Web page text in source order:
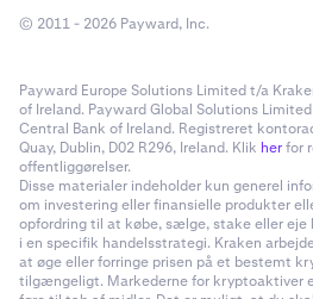
© 2011 - 2026 Payward, Inc.
Payward Europe Solutions Limited t/a
of Ireland. Payward Global Solutions
Central Bank of Ireland. Registreret
Quay, Dublin, D02 R296, Ireland. Klik herfor
offentliggørelser.
Disse materialer indeholder kun generel
om investering eller finansielle produkter
opfordring til at købe, sælge, stake eller
i en specifik handelsstrategi. Kraken
at øge eller forringe prisen på et bestemt
tilgængeligt. Markederne for kryptoaktiver